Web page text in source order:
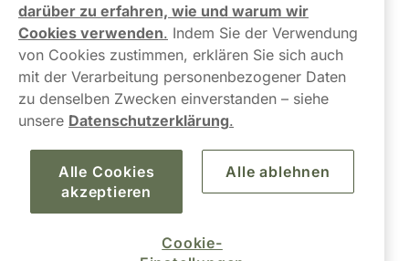
Kontaktiere uns!
hallo@northerner.com
+498001844282
Mo-Do: 08-17 Uhr (Pause: 12-13) Fr: 09-17 Uhr
darüber zu erfahren, wie und warum wir
Cookies verwenden. Indem Sie der Verwendung
von Cookies zustimmen, erklären Sie sich auch
mit der Verarbeitung personenbezogener Daten
zu denselben Zwecken einverstanden – siehe
unsere Datenschutzerklärung.
Alle Cookies
akzeptieren
Alle ablehnen
Cookie-